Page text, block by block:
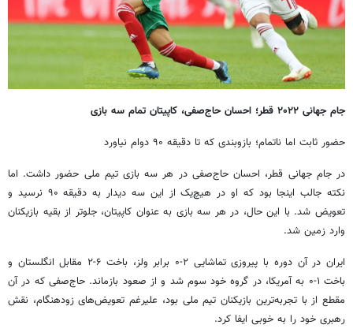
جام جهانی ۲۰۲۲ قطر؛ احسان حاج‌صفی، کاپیتان تمام سه بازی
حضور ثابت اما ناتمام؛ بازوبندی که تا دقیقه ۹۰ دوام نیاورد
در جام جهانی قطر، احسان حاج‌صفی در هر سه بازی تیم ملی حضور داشت. اما
نکته جالب اینجا بود که او در هیچ‌یک از این سه دیدار به دقیقه ۹۰ نرسید و
تعویض شد. با این حال، در هر سه بازی به عنوان کاپیتان، جلوتر از بقیه بازیکنان
وارد زمین شد.
ایران در آن دوره با پیروزی تماشایی ۲-۰ برابر ولز، باخت ۶-۲ مقابل انگلستان و
باخت ۱-۰ به آمریکا، در گروه خود سوم شد و از صعود بازماند. حاج‌صفی که در آن
مقطع از با تجربه‌ترین بازیکنان تیم ملی بود، علیرغم تعویض‌های زودهنگام، نقش
رهبری خود را به خوبی ایفا کرد.